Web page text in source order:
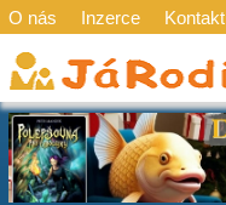
O nás Inzerce Kontakt